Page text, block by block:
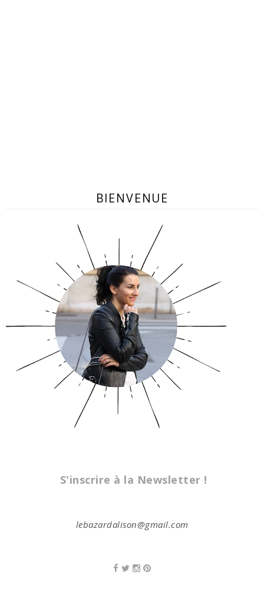
BIENVENUE
S'inscrire à la Newsletter !
lebazardalison@gmail.com